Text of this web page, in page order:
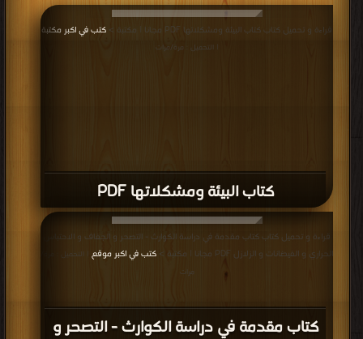
كتاب البيئة ومشكلاتها PDF
قراءة و تحميل كتاب كتاب البيئة ومشكلاتها PDF مجانا | مكتبة > كتب في اكبر مكتبة
| التحميل : مرة/مرات
كتاب مقدمة في دراسة الكوارث - التصحر و
قراءة و تحميل كتاب كتاب مقدمة في دراسة الكوارث - التصحر و الجفاف و الاحتباس
الحراري و الفيضانات و الزلازل PDF مجانا | مكتبة >
كتب في اكبر موقع
| التحميل : مرة/
مرات